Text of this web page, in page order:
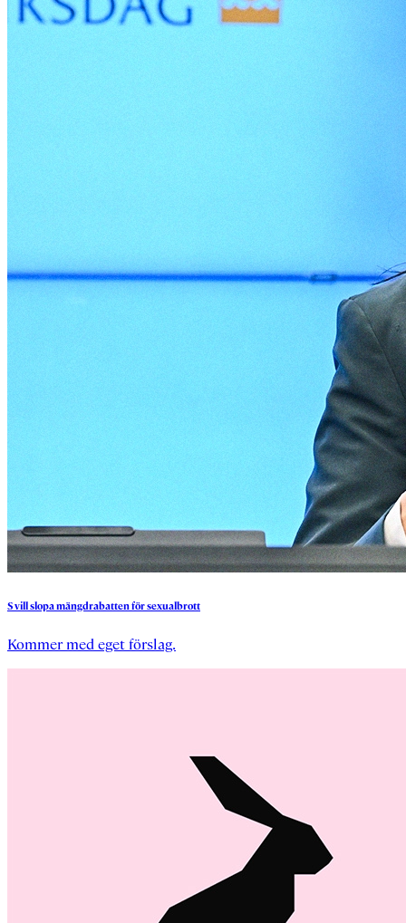
Svillslopamängdrabattenförsexualbrott
Kommer med eget förslag.